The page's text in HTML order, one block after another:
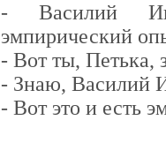
- Василий
эмпирический
- Вот ты, Петька,
- Знаю, Василий
- Вот это и есть